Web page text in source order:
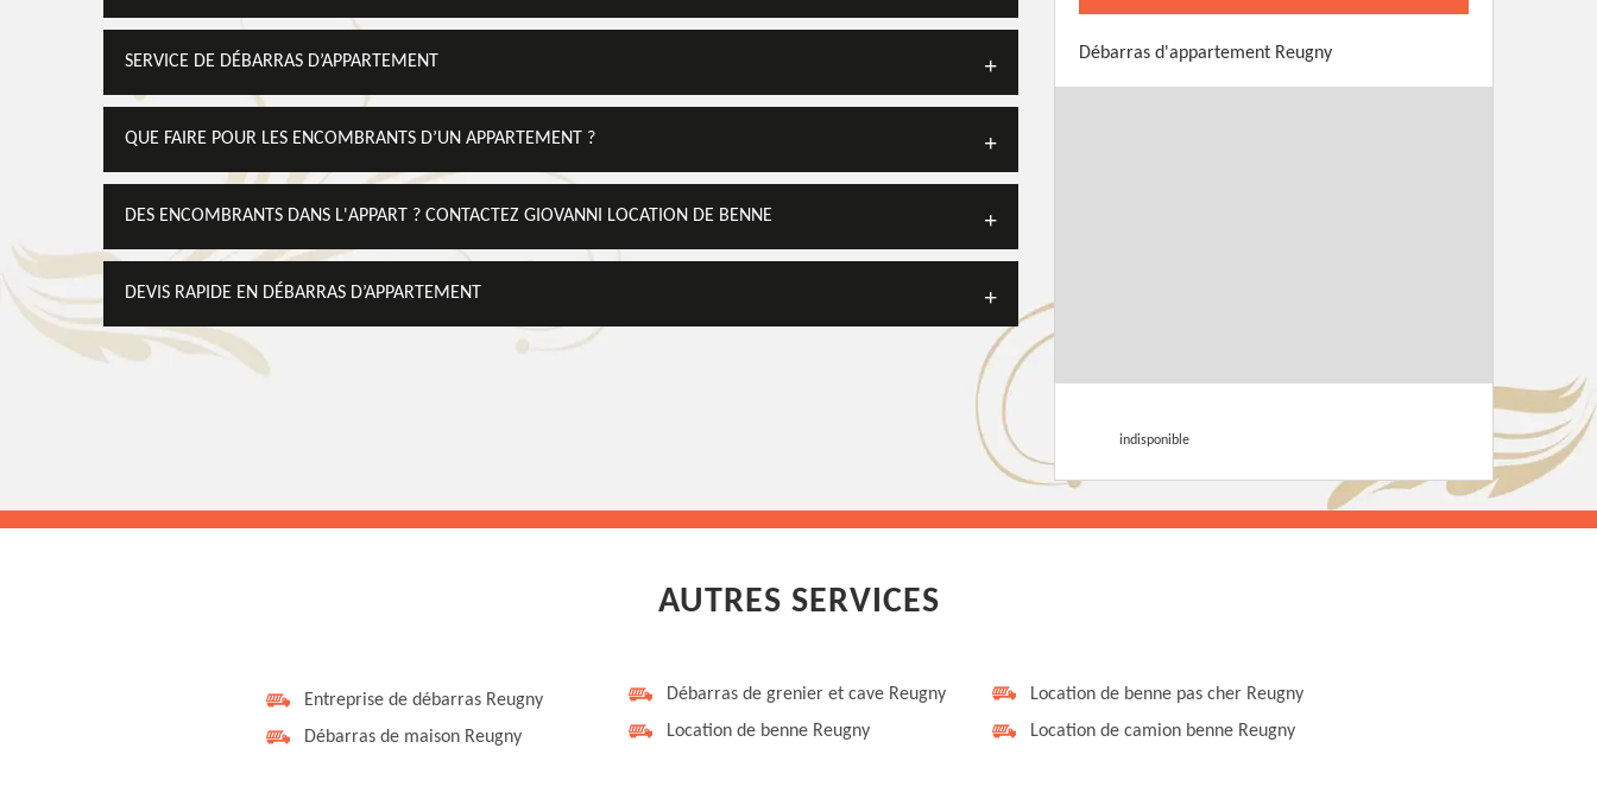
SERVICE DE DÉBARRAS D’APPARTEMENT
QUE FAIRE POUR LES ENCOMBRANTS D’UN APPARTEMENT ?
DES ENCOMBRANTS DANS L'APPART ? CONTACTEZ GIOVANNI LOCATION DE BENNE
DEVIS RAPIDE EN DÉBARRAS D’APPARTEMENT
Débarras d'appartement Reugny
indisponible
AUTRES SERVICES
Entreprise de débarras Reugny
Débarras de maison Reugny
Débarras de grenier et cave Reugny
Location de benne Reugny
Location de benne pas cher Reugny
Location de camion benne Reugny